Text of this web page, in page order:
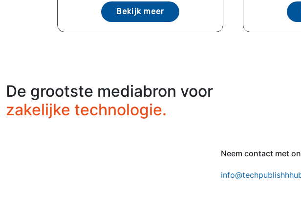
Bekijk meer
De grootste mediabron voor
zakelijke technologie.
Neem contact met